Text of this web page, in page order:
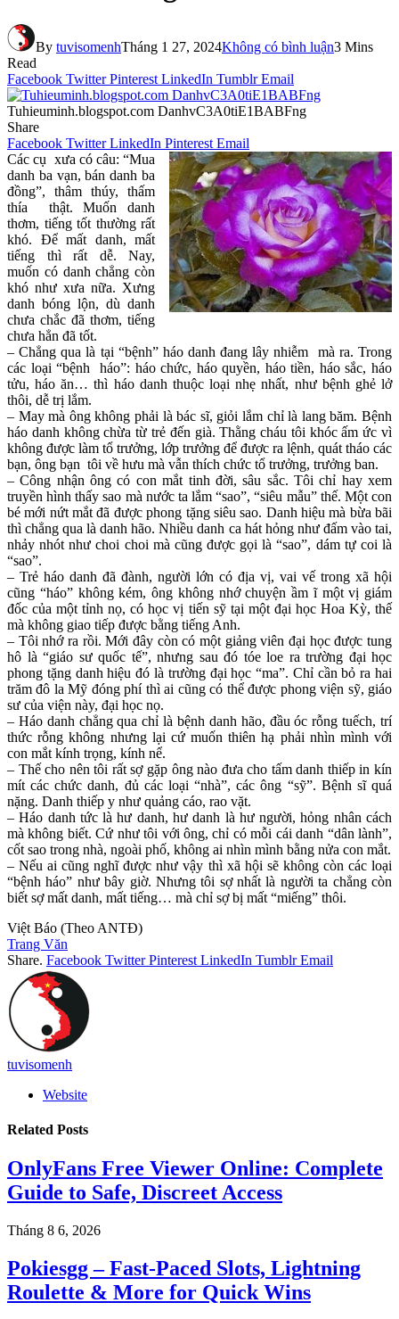
By tuvisomenhTháng 1 27, 2024Không có bình luận3 Mins
Read
Facebook Twitter Pinterest LinkedIn Tumblr Email
Tuhieuminh.blogspot.com DanhvC3A0tiE1BABFng
Share
Facebook Twitter LinkedIn Pinterest Email
Các cụ xưa có câu: “Mua
danh ba vạn, bán danh ba
đồng”, thâm thúy, thấm
thía thật. Muốn danh
thơm, tiếng tốt thường rất
khó. Để mất danh, mất
tiếng thì rất dễ. Nay,
muốn có danh chẳng còn
khó như xưa nữa. Xưng
danh bóng lộn, dù danh
chưa chắc đã thơm, tiếng
chưa hẳn đã tốt.
– Chẳng qua là tại “bệnh” háo danh đang lây nhiễm mà ra. Trong
các loại “bệnh háo”: háo chức, háo quyền, háo tiền, háo sắc, háo
tửu, háo ăn… thì háo danh thuộc loại nhẹ nhất, như bệnh ghẻ lở
thôi, dễ trị lắm.
– May mà ông không phải là bác sĩ, giỏi lắm chỉ là lang băm. Bệnh
háo danh không chừa từ trẻ đến già. Thằng cháu tôi khóc ấm ức vì
không được làm tổ trưởng, lớp trưởng để được ra lệnh, quát tháo các
bạn, ông bạn tôi về hưu mà vẫn thích chức tổ trưởng, trưởng ban.
– Công nhận ông có con mắt tinh đời, sâu sắc. Tôi chỉ hay xem
truyền hình thấy sao mà nước ta lắm “sao”, “siêu mẫu” thế. Một con
bé mới nứt mắt đã được phong tặng siêu sao. Danh hiệu mà bừa bãi
thì chẳng qua là danh hão. Nhiều danh ca hát hỏng như đấm vào tai,
nhảy nhót như choi choi mà cũng được gọi là “sao”, dám tự coi là
“sao”.
– Trẻ háo danh đã đành, người lớn có địa vị, vai vế trong xã hội
cũng “háo” không kém, ông không nhớ chuyện ầm ĩ một vị giám
đốc của một tỉnh nọ, có học vị tiến sỹ tại một đại học Hoa Kỳ, thế
mà không giao tiếp được bằng tiếng Anh.
– Tôi nhớ ra rồi. Mới đây còn có một giảng viên đại học được tung
hô là “giáo sư quốc tế”, nhưng sau đó tóe loe ra trường đại học
phong tặng danh hiệu đó là trường đại học “ma”. Chỉ cần bỏ ra hai
trăm đô la Mỹ đóng phí thì ai cũng có thể được phong viện sỹ, giáo
sư của viện này, đại học nọ.
– Háo danh chẳng qua chỉ là bệnh danh hão, đầu óc rỗng tuếch, trí
thức rỗng không nhưng lại cứ muốn thiên hạ phải nhìn mình với
con mắt kính trọng, kính nể.
– Thế cho nên tôi rất sợ gặp ông nào đưa cho tấm danh thiếp in kín
mít các chức danh, đủ các loại “nhà”, các ông “sỹ”. Bệnh sĩ quá
nặng. Danh thiếp y như quảng cáo, rao vặt.
– Háo danh tức là hư danh, hư danh là hư người, hỏng nhân cách
mà không biết. Cứ như tôi với ông, chỉ có mỗi cái danh “dân lành”,
cốt sao trong nhà, ngoài phố, không ai nhìn mình bằng nửa con mắt.
– Nếu ai cũng nghĩ được như vậy thì xã hội sẽ không còn các loại
“bệnh háo” như bây giờ. Nhưng tôi sợ nhất là người ta chẳng còn
biết sợ mất danh, mất tiếng… mà chỉ sợ bị mất “miếng” thôi.
Việt Báo (Theo ANTĐ)
Trang Văn
Share. Facebook Twitter Pinterest LinkedIn Tumblr Email
tuvisomenh
Website
Related Posts
OnlyFans Free Viewer Online: Complete
Guide to Safe, Discreet Access
Tháng 8 6, 2026
Pokiesgg – Fast‑Paced Slots, Lightning
Roulette & More for Quick Wins